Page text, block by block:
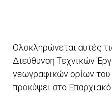
Ολοκληρώνεται αυτές
Διεύθυνση Τεχνικών
γεωγραφικών ορίων του
προκύψει στο Επαρχιακό